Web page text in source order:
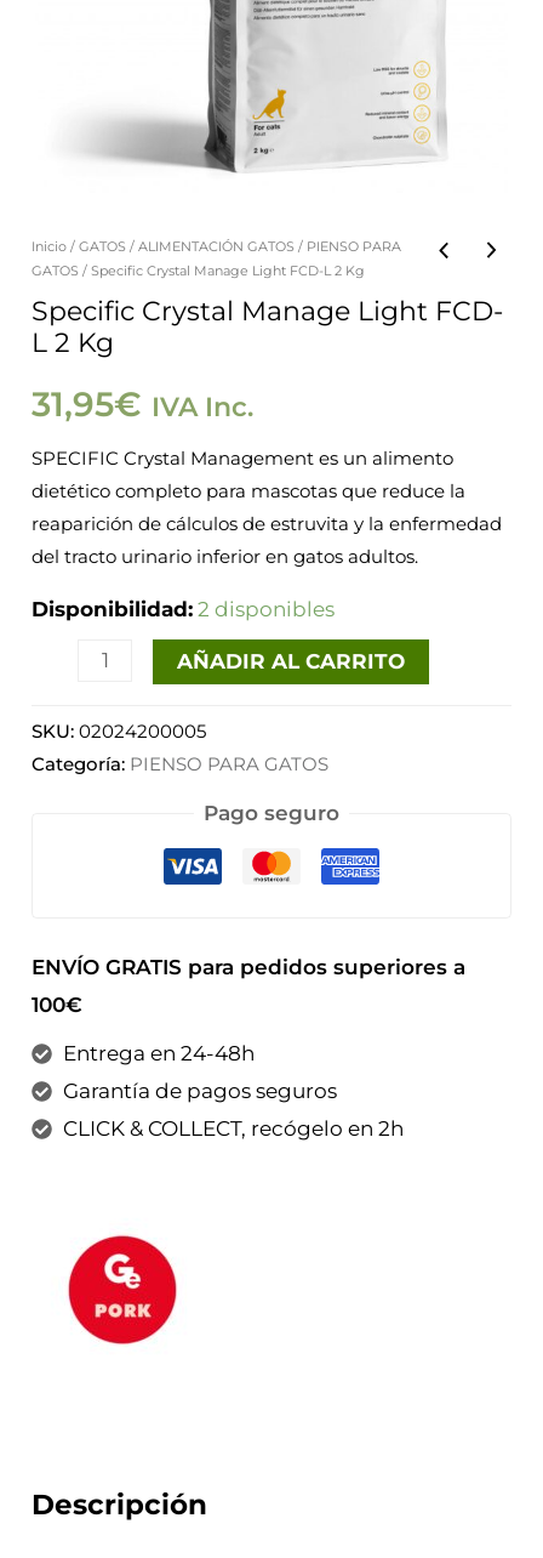
Inicio /GATOS /ALIMENTACIÓN GATOS / PIENSO PARA
GATOS / Specific Crystal Manage Light FCD-L 2 Kg
Specific Crystal Manage Light FCD-
L 2 Kg
31,95€ IVA Inc.
SPECIFIC Crystal Management es un alimento
dietético completo para mascotas que reduce la
reaparición de cálculos de estruvita y la enfermedad
del tracto urinario inferior en gatos adultos.
Disponibilidad: 2 disponibles
Specific
Manage
FCD-
cantidad
AÑADIR AL CARRITO
SKU:02024200005
Categoría: PIENSO PARA GATOS
Pago seguro
ENVÍO GRATIS para pedidos superiores a
100€
Entrega en 24-48h
Garantía de pagos seguros
CLICK & COLLECT, recógelo en 2h
Descripción